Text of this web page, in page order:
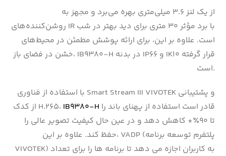
از یک لنز ۳.۶ میلی‌متری بهره می‌برد و مجهز به
روشن‌کننده‌های IR با برد مؤثر ۳۰ متری برای دید بهتر در شب
است. علاوه بر این، برای ارائه پوشش مطمئن در محیط‌های
خشن در فضای باز، IB9380-H در بدنه IP66 و IK10 قرار گرفته
است.
با استفاده از فناوری Smart Stream III VIVOTEK و پشتیبانی
از کدک H.265، IB9380-H
تا ۹۰٪* کاهش دهد و در عین حال کیفیت تصویر عالی را
حفظ کند. علاوه بر این، VADP (پلتفرم توسعه برنامه
VIVOTEK) به کاربران اجازه می دهد تا برنامه ها را برای تعداد